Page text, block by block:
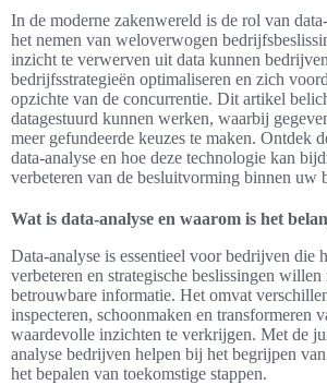
In de moderne zakenwereld is de rol van
het nemen van weloverwogen
inzicht te verwerven uit data kunnen
bedrijfsstrategieën optimaliseren en zich
opzichte van de concurrentie. Dit artikel
datagestuurd kunnen werken, waarbij
meer gefundeerde keuzes te maken. Ontdek
data-analyse en hoe deze technologie kan
verbeteren van de besluitvorming binnen uw
Wat is data-analyse en waarom is het
Data-analyse is essentieel voor bedrijven die
verbeteren en strategische beslissingen willen
betrouwbare informatie. Het omvat
inspecteren, schoonmaken en transformeren
waardevolle inzichten te verkrijgen. Met de
analyse bedrijven helpen bij het begrijpen
het bepalen van toekomstige stappen.